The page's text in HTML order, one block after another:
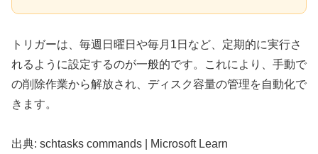
トリガーは、毎週日曜日や毎月1日など、定期的に実行さ
れるように設定するのが一般的です。これにより、手動で
の削除作業から解放され、ディスク容量の管理を自動化で
きます。
出典: schtasks commands | Microsoft Learn